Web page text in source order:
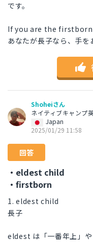
です。
If you are the
あなたが長子なら、手を
Shoheiさん
ネイティブキャンプ
Japan
2025/01/29 11:58
回答
・eldest child
・firstborn
1. eldest child
長子
eldest は「一番年上」